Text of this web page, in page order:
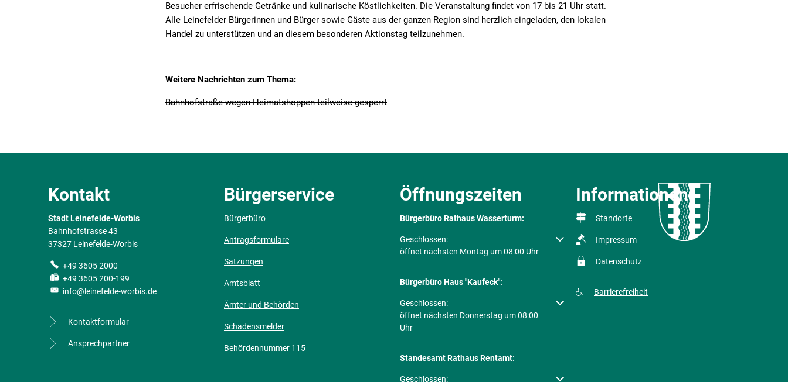
Besucher erfrischende Getränke und kulinarische Köstlichkeiten. Die Veranstaltung findet von 17 bis 21 Uhr statt.
Alle Leinefelder Bürgerinnen und Bürger sowie Gäste aus der ganzen Region sind herzlich eingeladen, den lokalen
Handel zu unterstützen und an diesem besonderen Aktionstag teilzunehmen.
Weitere Nachrichten zum Thema:
Bahnhofstraße wegen Heimatshoppen teilweise gesperrt
Kontakt
Stadt Leinefelde-Worbis
Bahnhofstrasse 43
37327 Leinefelde-Worbis
+49 3605 2000
+49 3605 200-199
info@leinefelde-worbis.de
Kontaktformular
Ansprechpartner
Bürgerservice
Bürgerbüro
Antragsformulare
Satzungen
Amtsblatt
Ämter und Behörden
Schadensmelder
Behördennummer 115
Öffnungszeiten
Bürgerbüro Rathaus Wasserturm:
Klicken, um weitere Öffnungs- oder Schließzeiten auszublenden
Geschlossen:
öffnet nächsten Montag um 08:00 Uhr
Bürgerbüro Haus "Kaufeck":
Klicken, um weitere Öffnungs- oder Schließzeiten auszublenden
Geschlossen:
öffnet nächsten Donnerstag um 08:00
Uhr
Standesamt Rathaus Rentamt:
Klicken, um weitere Öffnungs- oder Schließzeiten auszublenden
Geschlossen:
Informationen
Standorte
Impressum
Datenschutz
Barrierefreiheit